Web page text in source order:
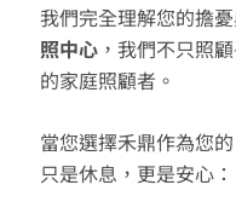
我們完全理解您的擔
照中心 ，我們不只照
的家庭照顧者。
當您選擇禾鼎作為您
只是休息，更是安心：